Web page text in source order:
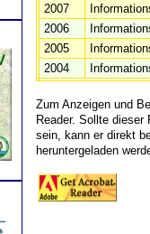
2007
2006
2005
2004
Zum Anzeigen und
Reader. Sollte
sein, kann er direkt
heruntergeladen